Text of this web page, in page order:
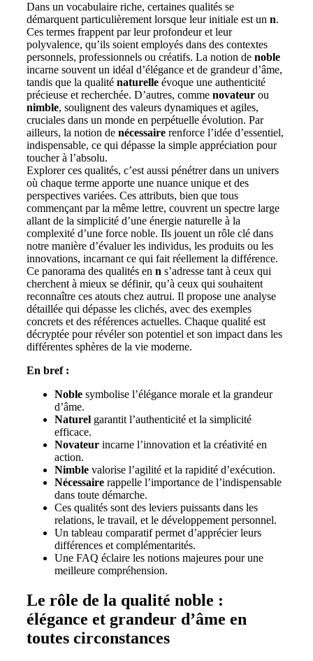
Dans un vocabulaire riche, certaines qualités se
démarquent particulièrement lorsque leur initiale est un n.
Ces termes frappent par leur profondeur et leur
polyvalence, qu’ils soient employés dans des contextes
personnels, professionnels ou créatifs. La notion de noble
incarne souvent un idéal d’élégance et de grandeur d’âme,
tandis que la qualité naturelle évoque une authenticité
précieuse et recherchée. D’autres, comme novateur ou
nimble, soulignent des valeurs dynamiques et agiles,
cruciales dans un monde en perpétuelle évolution. Par
ailleurs, la notion de nécessaire renforce l’idée d’essentiel,
indispensable, ce qui dépasse la simple appréciation pour
toucher à l’absolu.
Explorer ces qualités, c’est aussi pénétrer dans un univers
où chaque terme apporte une nuance unique et des
perspectives variées. Ces attributs, bien que tous
commençant par la même lettre, couvrent un spectre large
allant de la simplicité d’une énergie naturelle à la
complexité d’une force noble. Ils jouent un rôle clé dans
notre manière d’évaluer les individus, les produits ou les
innovations, incarnant ce qui fait réellement la différence.
Ce panorama des qualités en n s’adresse tant à ceux qui
cherchent à mieux se définir, qu’à ceux qui souhaitent
reconnaître ces atouts chez autrui. Il propose une analyse
détaillée qui dépasse les clichés, avec des exemples
concrets et des références actuelles. Chaque qualité est
décryptée pour révéler son potentiel et son impact dans les
différentes sphères de la vie moderne.
En bref :
Noble symbolise l’élégance morale et la grandeur
d’âme.
Naturel garantit l’authenticité et la simplicité
efficace.
Novateur incarne l’innovation et la créativité en
action.
Nimble valorise l’agilité et la rapidité d’exécution.
Nécessaire rappelle l’importance de l’indispensable
dans toute démarche.
Ces qualités sont des leviers puissants dans les
relations, le travail, et le développement personnel.
Un tableau comparatif permet d’apprécier leurs
différences et complémentarités.
Une FAQ éclaire les notions majeures pour une
meilleure compréhension.
Le rôle de la qualité noble :
élégance et grandeur d’âme en
toutes circonstances